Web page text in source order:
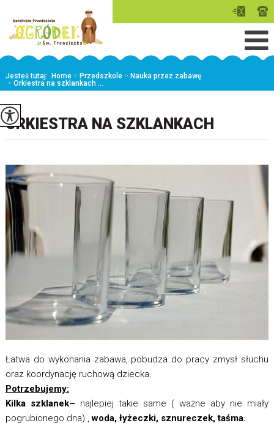
Jesteś tutaj: Home > Przedszkole > Nauka przez zabawę
> Orkiestra na szklankach ...
ORKIESTRA NA SZKLANKACH
Łatwa do wykonania zabawa, pobudza do pracy zmysł słuchu
oraz koordynację ruchową dziecka.
Potrzebujemy:
Kilka szklanek– najlepiej takie same ( ważne aby nie miały
pogrubionego dna) ,woda, łyżeczki, sznureczek, taśma.